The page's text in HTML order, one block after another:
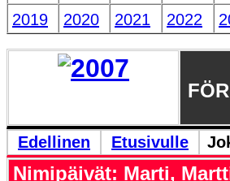
2019
2020 2021 2022
Edellinen Etusivulle
Nimipäivät: Marti,